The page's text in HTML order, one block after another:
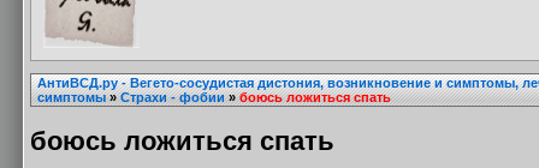
АнтиВСД.ру - Вегето-сосудистая дистония, возникновение и симптомы,
симптомы»Страхи - фобии»боюсь ложиться спать
боюсь ложиться спать